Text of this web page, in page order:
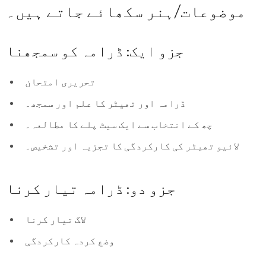
موضوعات/ہنر سکھائے جاتے ہیں۔
جزو ایک: ڈرامہ کو سمجھنا
تحریری امتحان
ڈرامہ اور تھیٹر کا علم اور سمجھ۔
چھ کے انتخاب سے ایک سیٹ پلے کا مطالعہ۔
لائیو تھیٹر کی کارکردگی کا تجزیہ اور تشخیص۔
جزو دو: ڈرامہ تیار کرنا
لاگ تیار کرنا
وضع کردہ کارکردگی